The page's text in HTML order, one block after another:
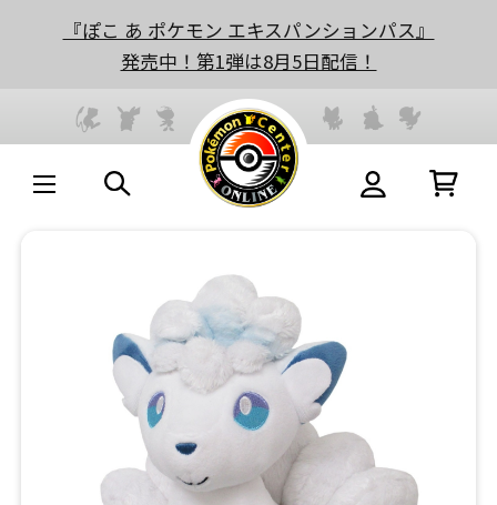
『ぽこ あ ポケモン エキスパンションパス』
発売中！第1弾は8月5日配信！